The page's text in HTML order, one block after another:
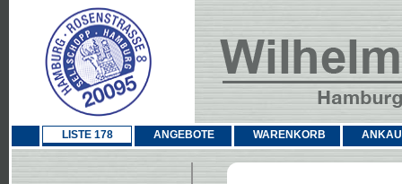
LISTE 178 ANGEBOTE WARENKORB